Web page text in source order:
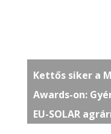
Kettős siker a
Awards-on:
EU-SOLAR